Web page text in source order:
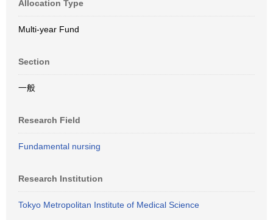
Allocation Type
Multi-year Fund
Section
一般
Research Field
Fundamental nursing
Research Institution
Tokyo Metropolitan Institute of Medical Science